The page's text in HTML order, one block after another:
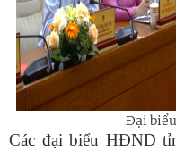
Đại
Các đại biểu HĐND